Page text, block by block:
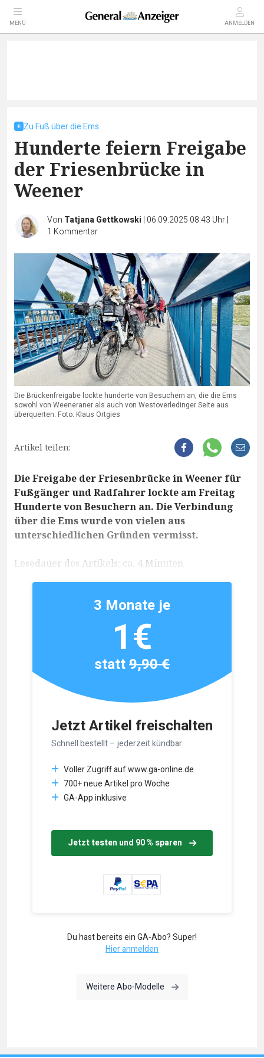
MENÜ ANMELDEN
Zu Fuß über die Ems
Hunderte feiern Freigabe
der Friesenbrücke in
Weener
Von Tatjana Gettkowski | 06.09.2025 08:43 Uhr|
1 Kommentar
Die Brückenfreigabe lockte hunderte von Besuchern an, die die Ems
sowohl von Weeneraner als auch von Westoverledinger Seite aus
überquerten. Foto: Klaus Ortgies
Artikel teilen:
Die Freigabe der Friesenbrücke in Weener für
Fußgänger und Radfahrer lockte am Freitag
Hunderte von Besuchern an. Die Verbindung
über die Ems wurde von vielen aus
unterschiedlichen Gründen vermisst.
Lesedauer des Artikels: ca. 4 Minuten
Jetzt Artikel freischalten
Schnell bestellt – jederzeit kündbar.
Voller Zugriff auf www.ga-online.de
700+ neue Artikel pro Woche
GA-App inklusive
Jetzt testen und 90 % sparen
3 Monate je
1€
statt9,90 €
Du hast bereits ein GA-Abo? Super!
Hier anmelden
Weitere Abo-Modelle